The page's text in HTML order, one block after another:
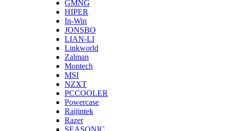
GMNG
HIPER
In-Win
JONSBO
LIAN-LI
Linkworld
Zalman
Montech
MSI
NZXT
PCCOOLER
Powercase
Raijintek
Razer